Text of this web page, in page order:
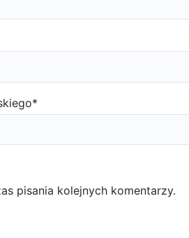
*
pisania kolejnych komentarzy.